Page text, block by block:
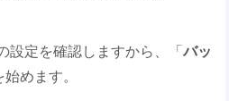
設定を確認しますから、「バッ
始めます。